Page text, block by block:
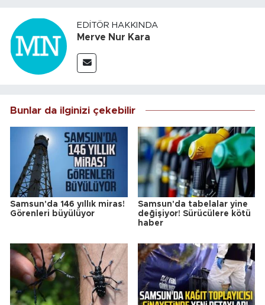
EDITÖR HAKKINDA
Merve Nur Kara
Bunlar da ilginizi çekebilir
Samsun'da 146 yıllık miras!
Görenleri büyülüyor
Samsun'da tabelalar yine
değişiyor! Sürücülere kötü
haber